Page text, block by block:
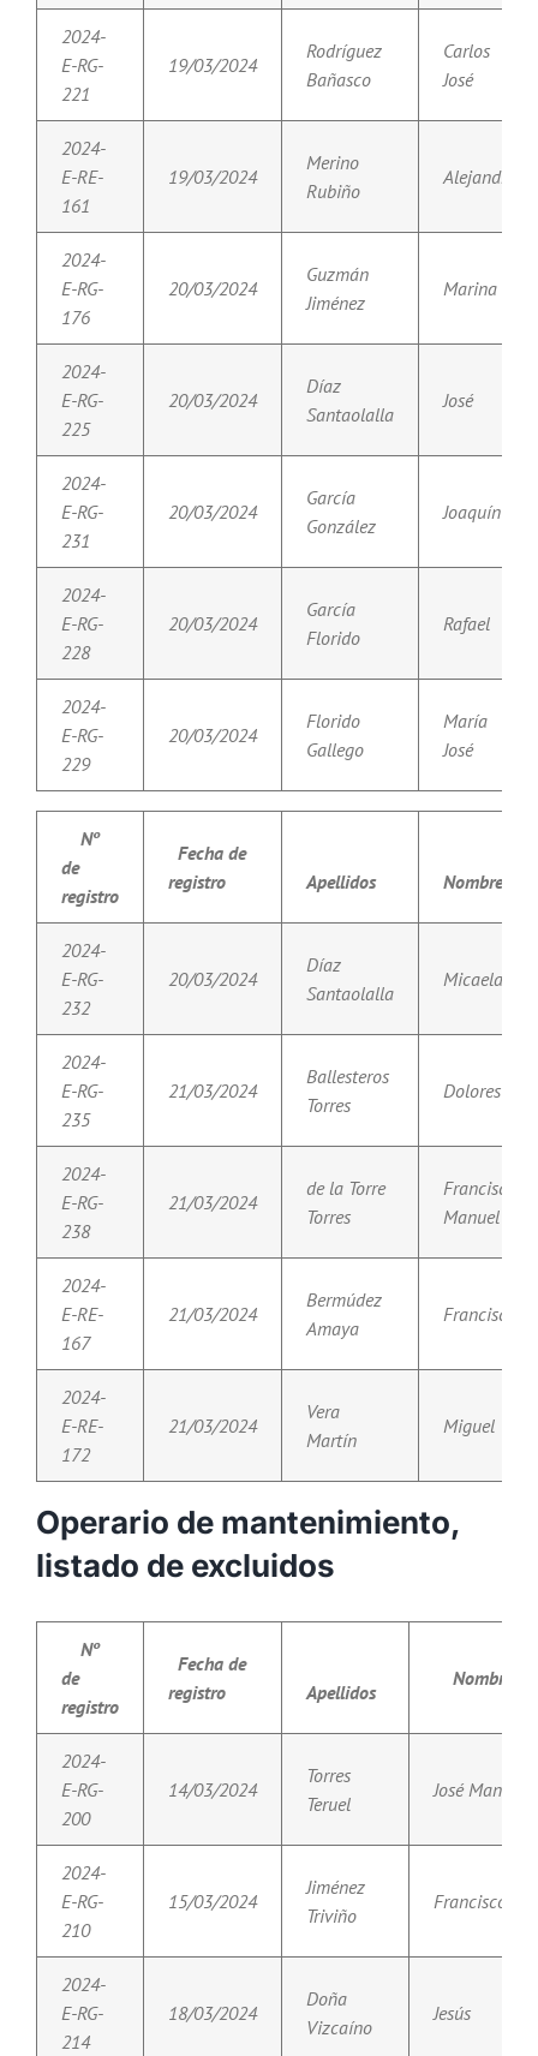
2024-
E-RG-
221
19/03/2024
Rodríguez
Bañasco
Carlos
José
2024-
E-RE-
161
19/03/2024
Merino
Rubiño
Alejandro
2024-
E-RG-
176
20/03/2024
Guzmán
Jiménez
Marina
2024-
E-RG-
225
20/03/2024
Díaz
Santaolalla
José
2024-
E-RG-
231
20/03/2024
García
González
Joaquín
2024-
E-RG-
228
20/03/2024
García
Florido
Rafael
2024-
E-RG-
229
20/03/2024
Florido
Gallego
María
José
Nº
de
registro
Fecha de
registro
Apellidos Nombre
2024-
E-RG-
232
20/03/2024
Díaz
Santaolalla
Micaela
2024-
E-RG-
235
21/03/2024
Ballesteros
Torres
Dolores
2024-
E-RG-
238
21/03/2024
de la Torre
Torres
Francisco
Manuel
2024-
E-RE-
167
21/03/2024
Bermúdez
Amaya
Francisco
2024-
E-RE-
172
21/03/2024
Vera
Martín
Miguel
Operario de mantenimiento,
listado de excluidos
Nº
de
registro
Fecha de
registro
Apellidos
Nombre
2024-
E-RG-
200
14/03/2024
Torres
Teruel
José Manuel
2024-
E-RG-
210
15/03/2024
Jiménez
Triviño
Francisco
2024-
E-RG-
214
18/03/2024
Doña
Vizcaíno
Jesús